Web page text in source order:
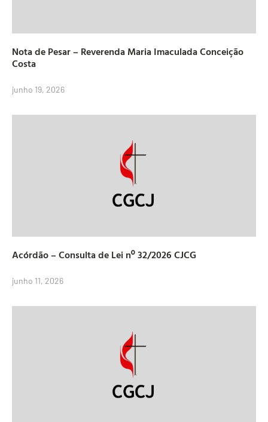
Nota de Pesar – Reverenda Maria Imaculada Conceição
Costa
junho 19, 2026
Acórdão – Consulta de Lei nº 32/2026 CJCG
junho 11, 2026